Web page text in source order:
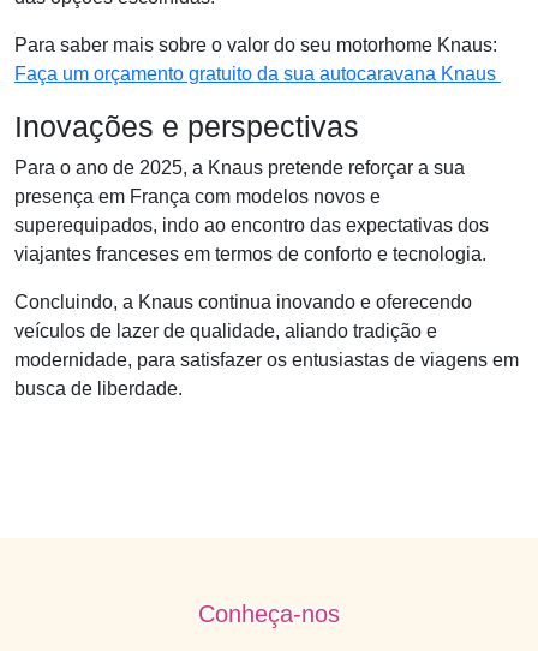
Para saber mais sobre o valor do seu motorhome Knaus:
Faça um orçamento gratuito da sua autocaravana Knaus
Inovações e perspectivas
Para o ano de 2025, a Knaus pretende reforçar a sua
presença em França com modelos novos e
superequipados, indo ao encontro das expectativas dos
viajantes franceses em termos de conforto e tecnologia.
Concluindo, a Knaus continua inovando e oferecendo
veículos de lazer de qualidade, aliando tradição e
modernidade, para satisfazer os entusiastas de viagens em
busca de liberdade.
Conheça-nos